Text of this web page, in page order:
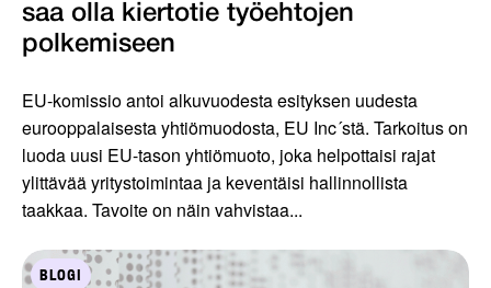
saa olla kiertotie työ­ehtojen
polkemiseen
EU-komissio antoi alkuvuodesta esityksen uudesta
eurooppalaisesta yhtiömuodosta, EU Inc´stä. Tarkoitus on
luoda uusi EU-tason yhtiömuoto, joka helpottaisi rajat
ylittävää yritystoimintaa ja keventäisi hallinnollista
taakkaa. Tavoite on näin vahvistaa...
BLOGI